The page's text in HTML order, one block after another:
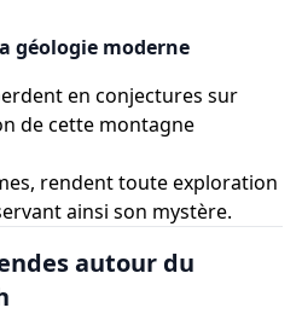
géologie moderne
en conjectures sur
de cette montagne
rendent toute exploration
ainsi son mystère.
autour du